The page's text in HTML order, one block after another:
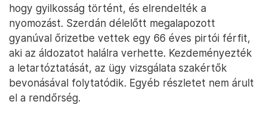
hogy gyilkosság történt, és elrendelték a
nyomozást. Szerdán délelőtt megalapozott
gyanúval őrizetbe vettek egy 66 éves pirtói férfit,
aki az áldozatot halálra verhette. Kezdeményezték
a letartóztatását, az ügy vizsgálata szakértők
bevonásával folytatódik. Egyéb részletet nem árult
el a rendőrség.